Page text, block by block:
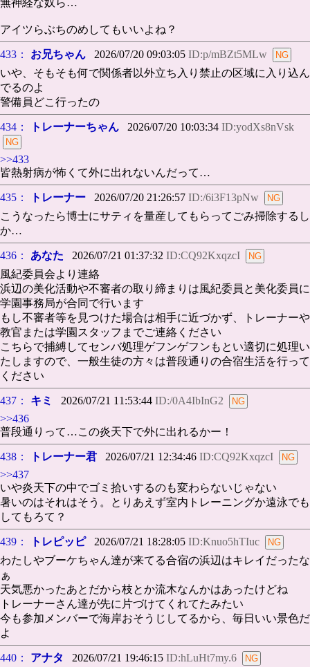
無神経な奴ら…
アイツらぶちのめしてもいいよね？
433： お兄ちゃん 2026/07/20 09:03:05 ID:p/mBZt5MLw
いや、そもそも何で関係者以外立ち入り禁止の区域に入り込ん
でるのよ
警備員どこ行ったの
434： トレーナーちゃん 2026/07/20 10:03:34 ID:yodXs8nVsk
>>433
皆熱射病が怖くて外に出れないんだって…
435： トレーナー 2026/07/20 21:26:57 ID:/6i3F13pNw
こうなったら博士にサティを量産してもらってごみ掃除するし
か…
436： あなた 2026/07/21 01:37:32 ID:CQ92KxqzcI
風紀委員会より連絡
浜辺の美化活動や不審者の取り締まりは風紀委員と美化委員に
学園事務局が合同で行います
もし不審者等を見つけた場合は相手に近づかず、トレーナーや
教官または学園スタッフまでご連絡ください
こちらで捕縛してセンバ処理ゲフンゲフンもとい適切に処理い
たしますので、一般生徒の方々は普段通りの合宿生活を行って
ください
437： キミ 2026/07/21 11:53:44 ID:/0A4IbInG2
>>436
普段通りって…この炎天下で外に出れるかー！
438： トレーナー君 2026/07/21 12:34:46 ID:CQ92KxqzcI
>>437
いや炎天下の中でゴミ拾いするのも変わらないじゃない
暑いのはそれはそう。とりあえず室内トレーニングか遠泳でも
してもろて？
439： トレピッピ2026/07/21 18:28:05 ID:Knuo5hTIuc
わたしやブーケちゃん達が来てる合宿の浜辺はキレイだったな
ぁ
天気悪かったあとだから枝とか流木なんかはあったけどね
トレーナーさん達が先に片づけてくれてたみたい
今も参加メンバーで海岸おそうじしてるから、毎日いい景色だ
よ
440： アナタ 2026/07/21 19:46:15 ID:hLuHt7my.6